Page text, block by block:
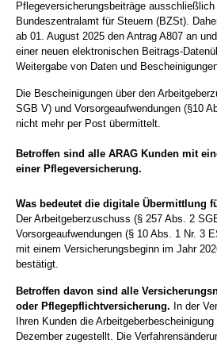
Pflegeversicherungsbeiträge
Bundeszentralamt für Steuern (BZSt).
ab 01. August 2025 den Antrag A807 an
einer neuen elektronischen Beitrags-
Weitergabe von Daten und
Die Bescheinigungen über den
SGB V) und Vorsorgeaufwendungen (§10
nicht mehr per Post übermittelt.
Betroffen sind alle ARAG Kunden mit
einer Pflegeversicherung.
Was bedeutet die digitale Übermittlung
Der Arbeitgeberzuschuss (§ 257 Abs. 2
Vorsorgeaufwendungen (§ 10 Abs. 1 Nr. 3
mit einem Versicherungsbeginn im Jahr
bestätigt.
Betroffen davon sind alle
oder Pflegepflichtversicherung. In der
Ihren Kunden die
Dezember zugestellt. Die